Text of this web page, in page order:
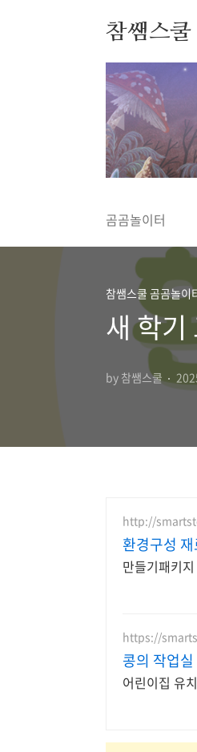
참쌤스쿨
◀
곰곰놀이터
참쌤스쿨 곰곰놀이
새 학기
by 참쌤스쿨
http://
환경구성
만들기패키
https://
콩의 작업실
어린이집 유